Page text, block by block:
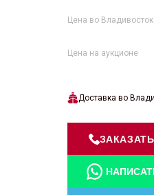
Цена во
Цена на аукционе
Доставка во